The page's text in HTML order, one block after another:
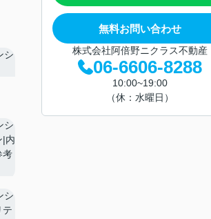
無料お問い合わせ
株式会社阿倍野ニクラス不動産
06-6606-8288
10:00~19:00
（休：水曜日）